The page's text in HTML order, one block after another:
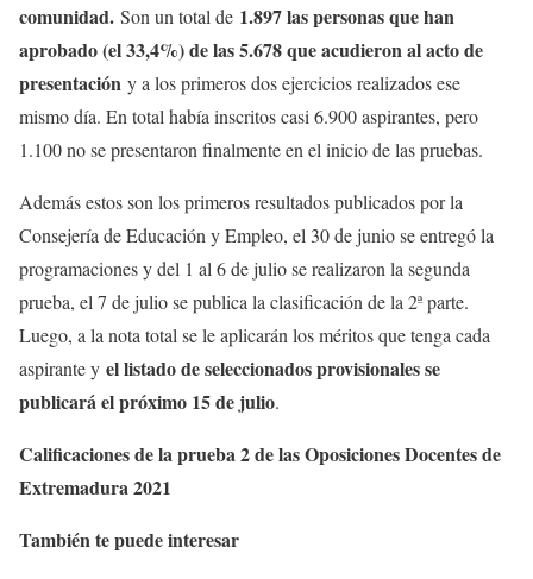
comunidad. Son un total de 1.897 las personas que han
aprobado (el 33,4%) de las 5.678 que acudieron al acto de
presentación y a los primeros dos ejercicios realizados ese
mismo día. En total había inscritos casi 6.900 aspirantes, pero
1.100 no se presentaron finalmente en el inicio de las pruebas.
Además estos son los primeros resultados publicados por la
Consejería de Educación y Empleo, el 30 de junio se entregó la
programaciones y del 1 al 6 de julio se realizaron la segunda
prueba, el 7 de julio se publica la clasificación de la 2ª parte.
Luego, a la nota total se le aplicarán los méritos que tenga cada
aspirante y el listado de seleccionados provisionales se
publicará el próximo 15 de julio.
Calificaciones de la prueba 2 de las Oposiciones Docentes de
Extremadura 2021
También te puede interesar